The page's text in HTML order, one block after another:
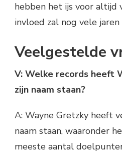
hebben het ijs voor altijd
invloed zal nog vele jaren
Veelgestelde
V: Welke records heeft
zijn naam staan?
A: Wayne Gretzky heeft
naam staan, waaronder
meeste aantal